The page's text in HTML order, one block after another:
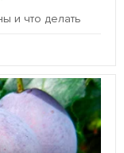
и что делать